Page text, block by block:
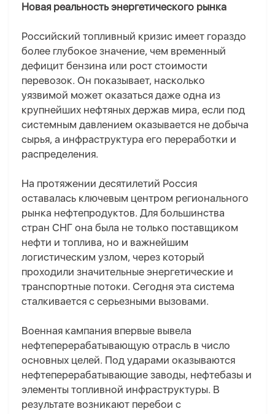
Новая реальность энергетического рынка
Российский топливный кризис имеет гораздо
более глубокое значение, чем временный
дефицит бензина или рост стоимости
перевозок. Он показывает, насколько
уязвимой может оказаться даже одна из
крупнейших нефтяных держав мира, если под
системным давлением оказывается не добыча
сырья, а инфраструктура его переработки и
распределения.
На протяжении десятилетий Россия
оставалась ключевым центром регионального
рынка нефтепродуктов. Для большинства
стран СНГ она была не только поставщиком
нефти и топлива, но и важнейшим
логистическим узлом, через который
проходили значительные энергетические и
транспортные потоки. Сегодня эта система
сталкивается с серьезными вызовами.
Военная кампания впервые вывела
нефтеперерабатывающую отрасль в число
основных целей. Под ударами оказываются
нефтеперерабатывающие заводы, нефтебазы и
элементы топливной инфраструктуры. В
результате возникают перебои с